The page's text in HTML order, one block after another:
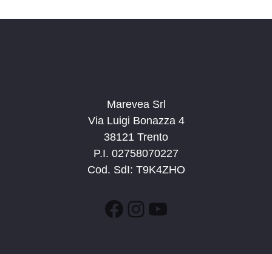
Marevea Srl
Via Luigi Bonazza 4
38121 Trento
P.I. 02758070227
Cod. SdI: T9K4ZHO
Facebook
Instagram
YouTube